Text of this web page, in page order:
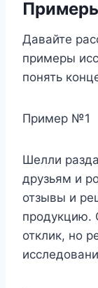
Давайте
примеры
понять
Пример №1
Шелли
друзьям и
отзывы и
продукцию.
отклик, но